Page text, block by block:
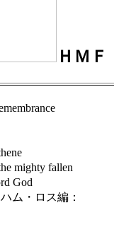
ＨＭＦ
mighty fallen
God
ム・ロス編：